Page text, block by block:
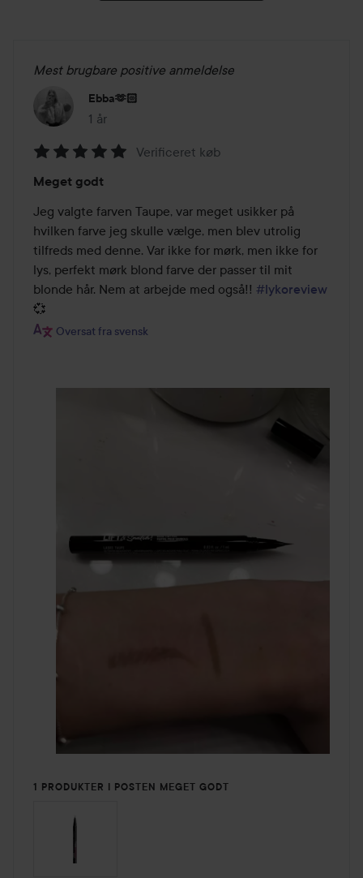
Mest brugbare positive anmeldelse
Ebba🫶🏻
1 år
Posten blev oprettet 1 år
5
ud
af
5
Verificeret køb
Meget godt
Jeg valgte farven Taupe, var meget usikker på
hvilken farve jeg skulle vælge, men blev utrolig
tilfreds med denne. Var ikke for mørk, men ikke for
lys, perfekt mørk blond farve der passer til mit
blonde hår. Nem at arbejde med også!! #lykoreview
💞
Oversat fra svensk
1 PRODUKTER I POSTEN MEGET GODT